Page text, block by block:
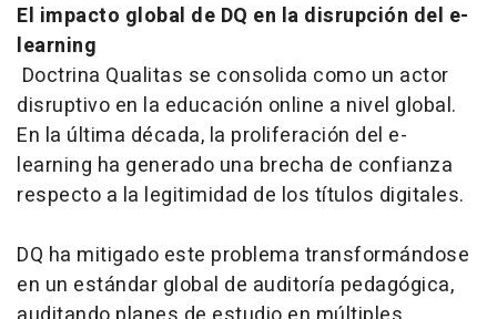
El impacto global de DQ en la disrupción del e-
learning
Doctrina Qualitas se consolida como un actor
disruptivo en la educación online a nivel global.
En la última década, la proliferación del e-
learning ha generado una brecha de confianza
respecto a la legitimidad de los títulos digitales.
DQ ha mitigado este problema transformándose
en un estándar global de auditoría pedagógica,